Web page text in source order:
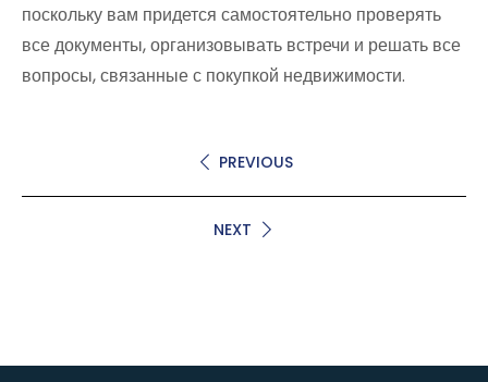
поскольку вам придется самостоятельно проверять
все документы, организовывать встречи и решать все
вопросы, связанные с покупкой недвижимости.
PREVIOUS
NEXT